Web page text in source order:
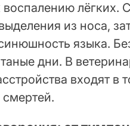
воспалению
из носа,
языка.
дни. В
входят в